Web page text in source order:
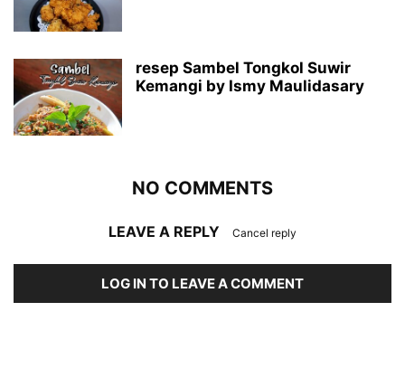
resep Sambel Tongkol Suwir
Kemangi by Ismy Maulidasary
NO COMMENTS
LEAVE A REPLY Cancel reply
LOG IN TO LEAVE A COMMENT